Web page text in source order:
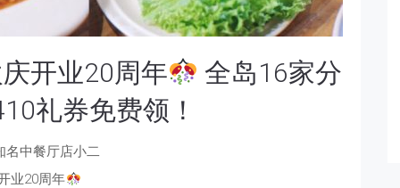
开业20周年
全岛16家分
礼券免费领！
名中餐厅店小二
业20周年